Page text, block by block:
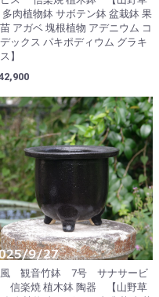
多肉植物鉢 サボテン鉢 盆栽鉢 果
アガベ 塊根植物 アデニウム コ
ックス パキポディウム グラキ
】
観音竹鉢 7号 サナサービ
信楽焼 植木鉢 陶器 【山野草